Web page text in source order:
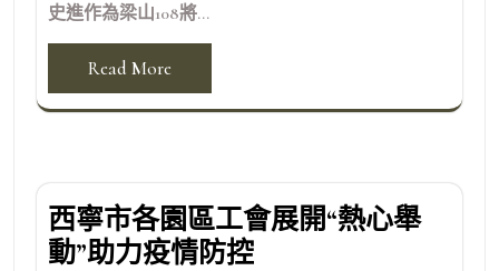
史進作為梁山108將...
Read More
西寧市各園區工會展開“熱心舉
動”助力疫情防控